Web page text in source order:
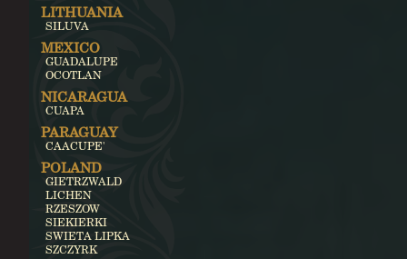
LITHUANIA
SILUVA
MEXICO
GUADALUPE
OCOTLAN
NICARAGUA
CUAPA
PARAGUAY
CAACUPE'
POLAND
GIETRZWALD
LICHEN
RZESZOW
SIEKIERKI
SWIETA LIPKA
SZCZYRK